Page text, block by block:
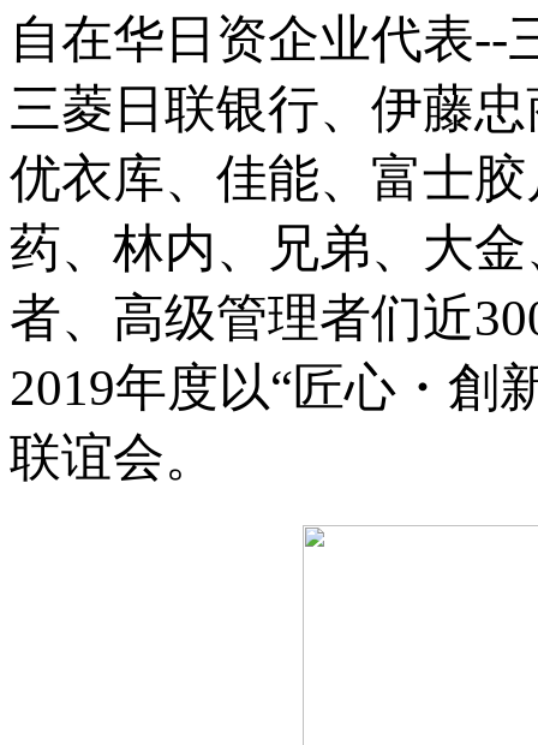
自在华日资企业代表--
三菱日联银行、伊藤
优衣库、佳能、富士
药、林内、兄弟、大
者、高级管理者们近
2019年度以“匠心・創
联谊会。